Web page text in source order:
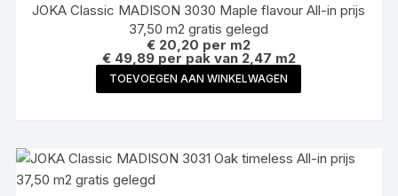
JOKA Classic MADISON 3030 Maple flavour All-in prijs
37,50 m2 gratis gelegd
€ 20,20 per m2
€ 49,89 per pak van 2,47 m2
TOEVOEGEN AAN WINKELWAGEN